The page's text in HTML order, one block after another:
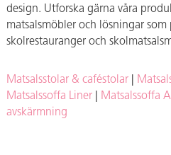
design. Utforska gärna våra
matsalsmöbler och lösningar som
skolrestauranger och
Matsalsstolar & caféstolar
Matsalssoffa Liner
Matsalssoffa
avskärmning